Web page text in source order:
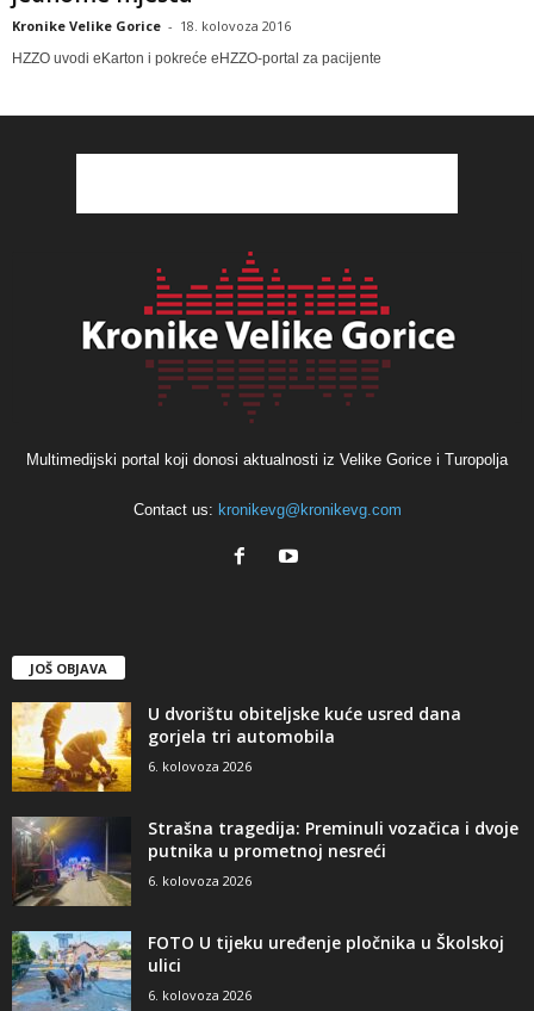
Kronike Velike Gorice - 18. kolovoza 2016
HZZO uvodi eKarton i pokreće eHZZO-portal za pacijente
Multimedijski portal koji donosi aktualnosti iz Velike Gorice i Turopolja
Contact us: kronikevg@kronikevg.com
JOŠ OBJAVA
U dvorištu obiteljske kuće usred dana
gorjela tri automobila
6. kolovoza 2026
Strašna tragedija: Preminuli vozačica i dvoje
putnika u prometnoj nesreći
6. kolovoza 2026
FOTO U tijeku uređenje pločnika u Školskoj
ulici
6. kolovoza 2026